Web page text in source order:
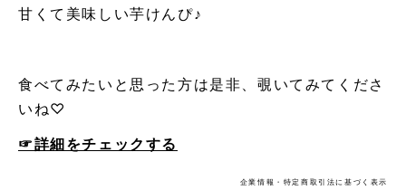
甘くて美味しい芋けんぴ♪
食べてみたいと思った方は是非、覗いてみてくださ
いね♡
☞詳細をチェックする
企業情報・特定商取引法に基づく表示